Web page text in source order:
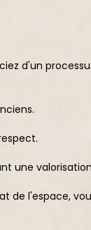
d'un
une
de l'espace,